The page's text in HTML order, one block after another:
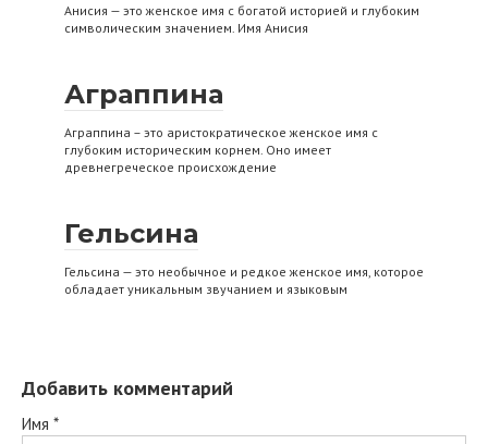
Анисия — это женское имя с богатой историей и глубоким
символическим значением. Имя Анисия
Аграппина
Аграппина – это аристократическое женское имя с
глубоким историческим корнем. Оно имеет
древнегреческое происхождение
Гельсина
Гельсина — это необычное и редкое женское имя, которое
обладает уникальным звучанием и языковым
Добавить комментарий
Имя *